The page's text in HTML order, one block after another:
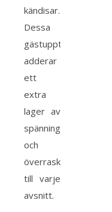
kändisar.
Dessa
gästuppträdanden
adderar
ett
extra
lager av
spänning
och
överraskning
till varje
avsnitt.